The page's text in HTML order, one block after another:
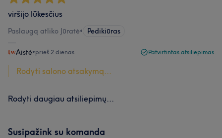
viršijo lūkesčius
Paslaugą atliko Jūratė• Pedikiūras
Aistė•prieš 2 dienas Patvirtintas atsiliepimas
Rodyti salono atsakymą...
Rodyti daugiau atsiliepimų...
Susipažink su komanda